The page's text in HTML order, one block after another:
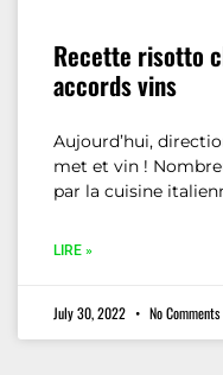
Recette risotto
accords vins
Aujourd’hui,
met et vin !
par la cuisine
LIRE »
July 30, 2022 No Comments